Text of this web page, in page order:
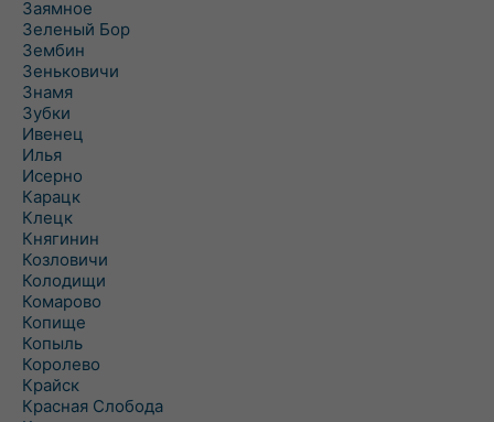
Заямное
Зеленый Бор
Зембин
Зеньковичи
Знамя
Зубки
Ивенец
Илья
Исерно
Карацк
Клецк
Княгинин
Козловичи
Колодищи
Комарово
Копище
Копыль
Королево
Крайск
Красная Слобода